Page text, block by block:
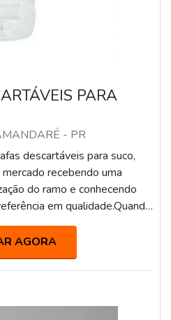
PARA
- PR
descartáveis para suco,
recebendo uma
do ramo e conhecendo
em qualidade.Quando
para suco, na Macpet
com embalagens
garrafas, e potes) para
MAIS SOBRE AS
AGORA